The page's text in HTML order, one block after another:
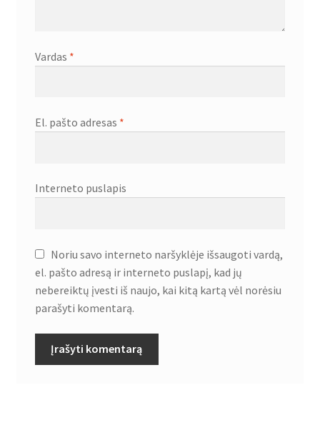
Vardas *
El. pašto adresas *
Interneto puslapis
Noriu savo interneto naršyklėje išsaugoti vardą,
el. pašto adresą ir interneto puslapį, kad jų
nebereiktų įvesti iš naujo, kai kitą kartą vėl norėsiu
parašyti komentarą.